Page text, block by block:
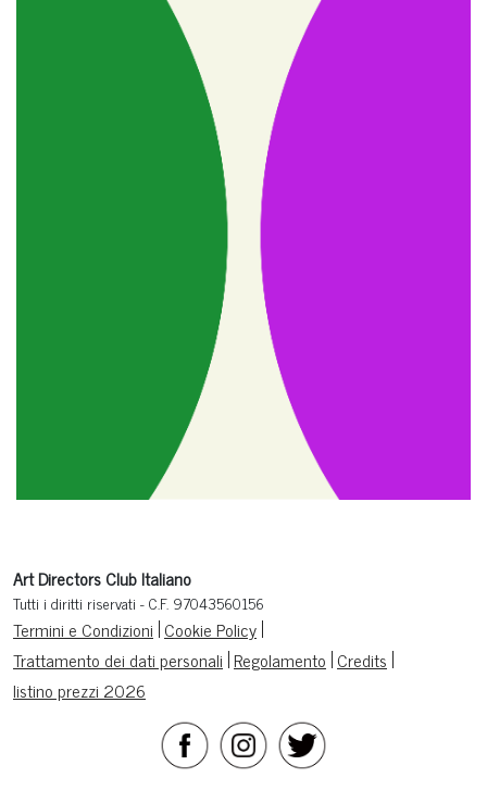
Art Directors Club Italiano
Tutti i diritti riservati - C.F. 97043560156
Termini e Condizioni Cookie Policy
Trattamento dei dati personali Regolamento Credits
listino prezzi 2026